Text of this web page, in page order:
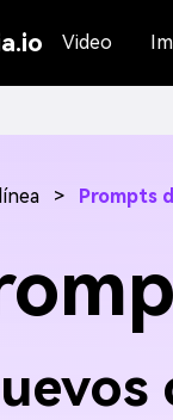
Video
> Prompts